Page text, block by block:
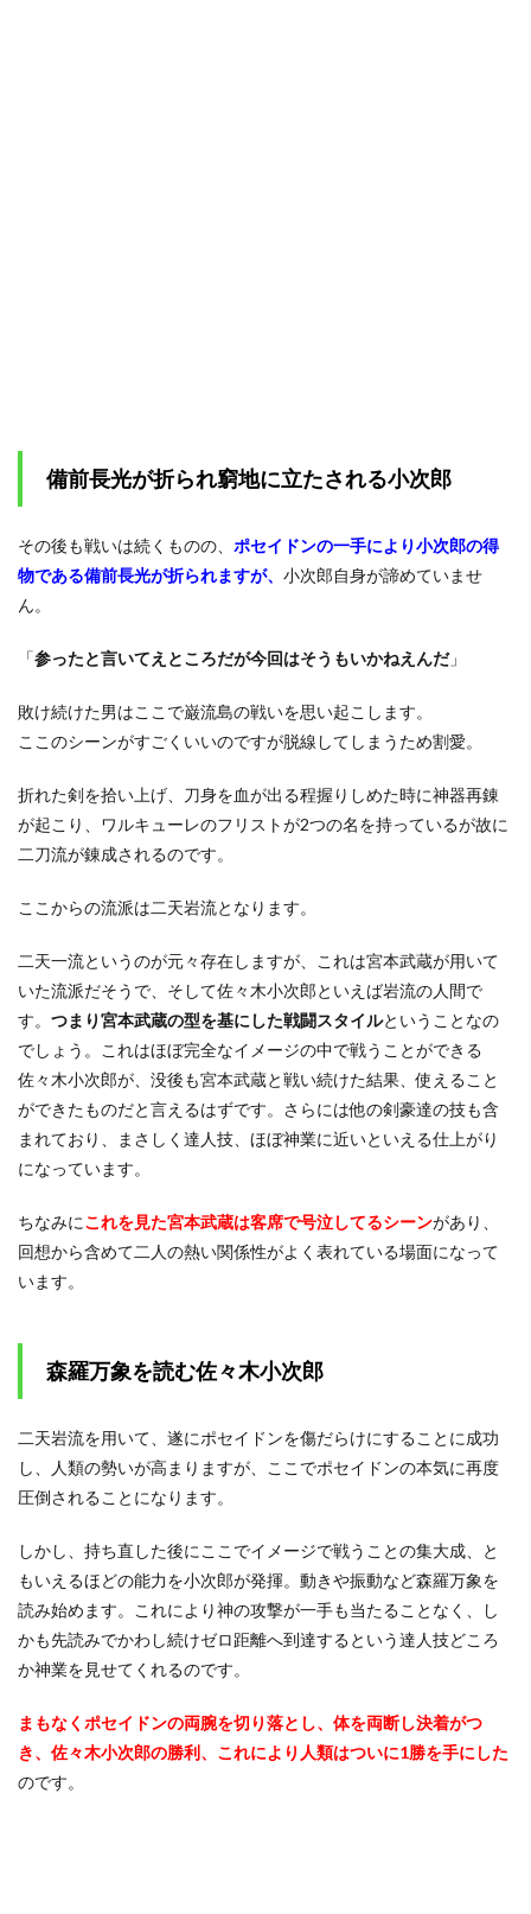
備前長光が折られ窮地に立たされる小次郎
その後も戦いは続くものの、 ポセイドンの一手により小次郎の得
物である備前長光が折られますが、 小次郎自身が諦めていませ
ん。
「参ったと言いてえところだが今回はそうもいかねえんだ」
敗け続けた男はここで巌流島の戦いを思い起こします。
ここのシーンがすごくいいのですが脱線してしまうため割愛。
折れた剣を拾い上げ、刀身を血が出る程握りしめた時に神器再錬
が起こり、ワルキューレのフリストが2つの名を持っているが故に
二刀流が錬成されるのです。
ここからの流派は二天岩流となります。
二天一流というのが元々存在しますが、これは宮本武蔵が用いて
いた流派だそうで、そして佐々木小次郎といえば岩流の人間で
す。 つまり宮本武蔵の型を基にした戦闘スタイルということなの
でしょう。これはほぼ完全なイメージの中で戦うことができる
佐々木小次郎が、没後も宮本武蔵と戦い続けた結果、使えること
ができたものだと言えるはずです。さらには他の剣豪達の技も含
まれており、まさしく達人技、ほぼ神業に近いといえる仕上がり
になっています。
ちなみにこれを見た宮本武蔵は客席で号泣してるシーンがあり、
回想から含めて二人の熱い関係性がよく表れている場面になって
います。
森羅万象を読む佐々木小次郎
二天岩流を用いて、遂にポセイドンを傷だらけにすることに成功
し、人類の勢いが高まりますが、ここでポセイドンの本気に再度
圧倒されることになります。
しかし、持ち直した後にここでイメージで戦うことの集大成、と
もいえるほどの能力を小次郎が発揮。動きや振動など森羅万象を
読み始めます。これにより神の攻撃が一手も当たることなく、し
かも先読みでかわし続けゼロ距離へ到達するという達人技どころ
か神業を見せてくれるのです。
まもなくポセイドンの両腕を切り落とし、体を両断し決着がつ
き、佐々木小次郎の勝利、これにより人類はついに1勝を手にした
のです。